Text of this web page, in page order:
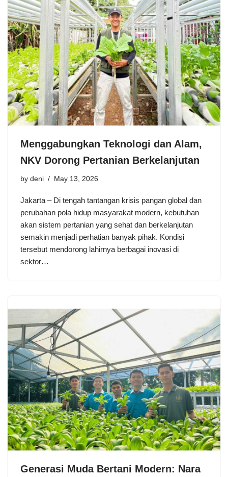
Menggabungkan Teknologi dan Alam,
NKV Dorong Pertanian Berkelanjutan
by deni May 13, 2026
Jakarta – Di tengah tantangan krisis pangan global dan
perubahan pola hidup masyarakat modern, kebutuhan
akan sistem pertanian yang sehat dan berkelanjutan
semakin menjadi perhatian banyak pihak. Kondisi
tersebut mendorong lahirnya berbagai inovasi di
sektor…
Generasi Muda Bertani Modern: Nara